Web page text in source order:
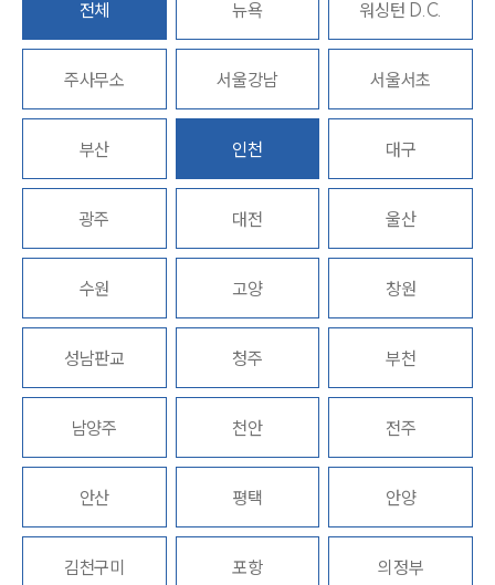
AI대륜
업무사례
사례분석/최신동향
법률정보
법률지식인
고객후기
업무분야
전체
구성원 소개
소식/자료
전체 뉴욕 워싱턴 D.C.
주사무소 서울강남 서울서초
부산 인천 대구
광주 대전 울산
수원 고양 창원
성남판교 청주 부천
남양주 천안 전주
안산 평택 안양
김천구미 포항 의정부